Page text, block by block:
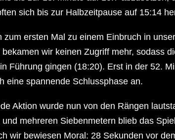
sich bis zur Halbzeitpause auf 15:14
ersten Mal zu einem Einbruch in
wir keinen Zugriff mehr, sodass
Führung gingen (18:20). Erst in der 52.
eine spannende Schlussphase an.
Aktion wurde nun von den Rängen
mehreren Siebenmetern blieb das
wir bewiesen Moral: 28 Sekunden vor